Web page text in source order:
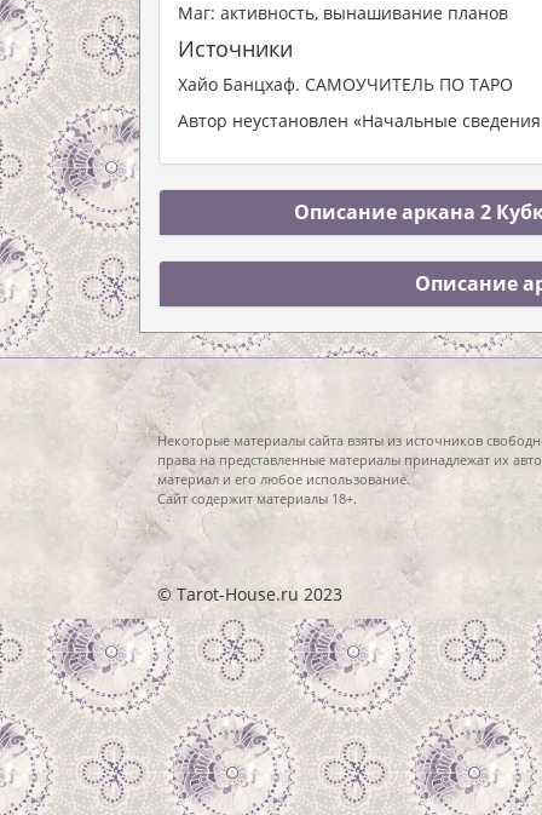
Маг: активность, вынашивание планов
Источники
Хайо Банцхаф. САМОУЧИТЕЛЬ ПО ТАРО
Автор неустановлен «Начальные
Описание аркана 2
Описание
Некоторые материалы сайта взяты из источников
права на представленные материалы принадлежат их
материал и его любое использование.
Сайт содержит материалы 18+.
© Tarot-House.ru 2023